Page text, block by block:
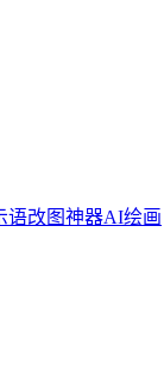
语改图神器AI绘画